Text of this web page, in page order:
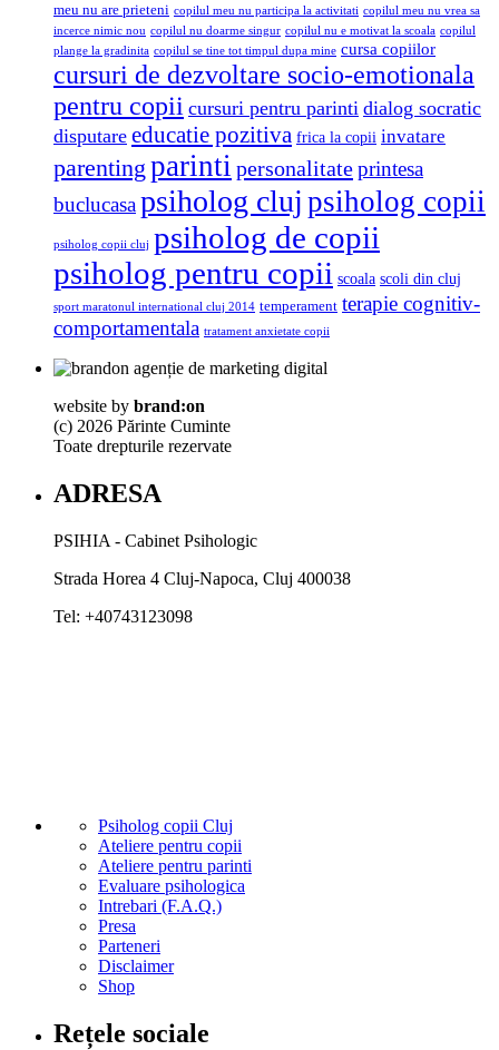
meu nu are prieteni copilul meu nu participa la activitati copilul meu nu vrea sa
incerce nimic nou copilul nu doarme singur copilul nu e motivat la scoala copilul
plange la gradinita copilul se tine tot timpul dupa mine cursa copiilor
cursuri de dezvoltare socio-emotionala
pentru copii cursuri pentru parinti dialog socratic
disputare educatie pozitiva frica la copii invatare
parenting parinti personalitateprintesa
buclucasapsiholog cluj psiholog copii
psiholog copii cluj psiholog de copii
psiholog pentru copii scoala scoli din cluj
sport maratonul international cluj 2014 temperament terapie cognitiv-
comportamentala tratament anxietate copii
website by brand:on
(c) 2026 Părinte Cuminte
Toate drepturile rezervate
ADRESA
PSIHIA - Cabinet Psihologic
Strada Horea 4 Cluj-Napoca, Cluj 400038
Tel: +40743123098
Psiholog copii Cluj
Ateliere pentru copii
Ateliere pentru parinti
Evaluare psihologica
Intrebari (F.A.Q.)
Presa
Parteneri
Disclaimer
Shop
Rețele sociale